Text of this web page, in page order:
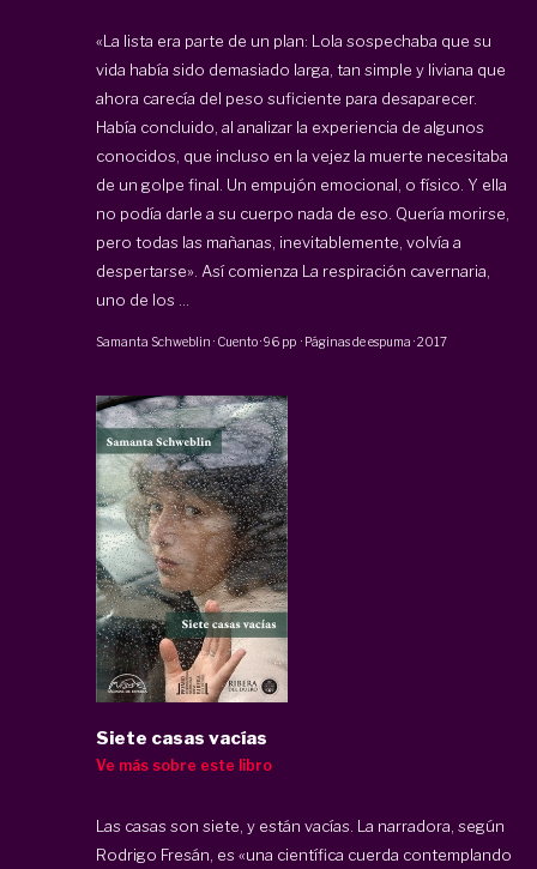
«La lista era parte de un plan: Lola sospechaba que su
vida había sido demasiado larga, tan simple y liviana que
ahora carecía del peso suficiente para desaparecer.
Había concluido, al analizar la experiencia de algunos
conocidos, que incluso en la vejez la muerte necesitaba
de un golpe final. Un empujón emocional, o físico. Y ella
no podía darle a su cuerpo nada de eso. Quería morirse,
pero todas las mañanas, inevitablemente, volvía a
despertarse». Así comienza La respiración cavernaria,
uno de los ...
Samanta Schweblin · Cuento·96 pp · Páginas de espuma ·2017
Siete casas vacías
Ve más sobre este libro
Las casas son siete, y están vacías. La narradora, según
Rodrigo Fresán, es «una científica cuerda contemplando